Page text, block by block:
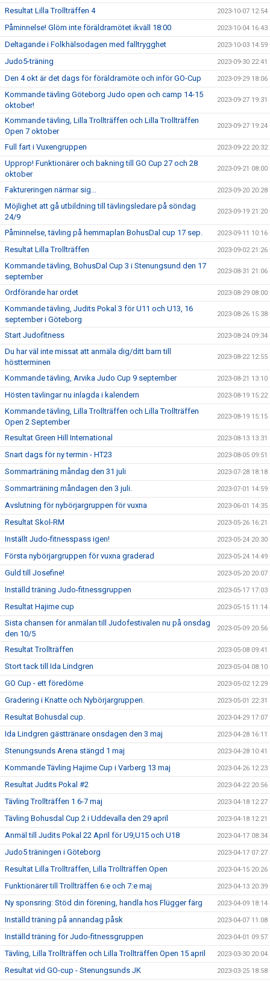
Resultat Lilla Trollträffen 4 2023-10-07 12:54
Påminnelse! Glöm inte föräldramötet ikväll 18:00 2023-10-04 16:43
Deltagande i Folkhälsodagen med falltrygghet 2023-10-03 14:59
Judo5-träning 2023-09-30 22:41
Den 4 okt är det dags för föräldramöte och inför GO-Cup 2023-09-29 18:06
Kommande tävling Göteborg Judo open och camp 14-15
oktober!
2023-09-27 19:31
Kommande tävling, Lilla Trollträffen och Lilla Trollträffen
Open 7 oktober
2023-09-27 19:24
Full fart i Vuxengruppen 2023-09-22 20:32
Upprop! Funktionärer och bakning till GO Cup 27 och 28
oktober
2023-09-21 08:00
Faktureringen närmar sig... 2023-09-20 20:28
Möjlighet att gå utbildning till tävlingsledare på söndag
24/9
2023-09-19 21:20
Påminnelse, tävling på hemmaplan BohusDal cup 17 sep. 2023-09-11 10:16
Resultat Lilla Trollträffen 2023-09-02 21:26
Kommande tävling, BohusDal Cup 3 i Stenungsund den 17
september
2023-08-31 21:06
Ordförande har ordet 2023-08-29 08:00
Kommande tävling, Judits Pokal 3 för U11 och U13, 16
september i Göteborg
2023-08-26 15:38
Start Judofitness 2023-08-24 09:34
Du har väl inte missat att anmäla dig/ditt barn till
höstterminen
2023-08-22 12:55
Kommande tävling, Arvika Judo Cup 9 september 2023-08-21 13:10
Hösten tävlingar nu inlagda i kalendern 2023-08-19 15:22
Kommande tävling, Lilla Trollträffen och Lilla Trollträffen
Open 2 September
2023-08-19 15:15
Resultat Green Hill International 2023-08-13 13:31
Snart dags för ny termin - HT23 2023-08-05 09:51
Sommarträning måndag den 31 juli 2023-07-28 18:18
Sommarträning måndagen den 3 juli. 2023-07-01 14:59
Avslutning för nybörjargruppen för vuxna 2023-06-01 14:35
Resultat Skol-RM 2023-05-26 16:21
Inställt Judo-fitnesspass igen! 2023-05-24 20:30
Första nybörjargruppen för vuxna graderad 2023-05-24 14:49
Guld till Josefine! 2023-05-20 20:07
Inställd träning Judo-fitnessgruppen 2023-05-17 17:03
Resultat Hajime cup 2023-05-15 11:14
Sista chansen för anmälan till Judofestivalen nu på onsdag
den 10/5
2023-05-09 20:56
Resultat Trollträffen 2023-05-08 09:41
Stort tack till Ida Lindgren 2023-05-04 08:10
GO Cup - ett föredöme 2023-05-02 12:29
Gradering i Knatte och Nybörjargruppen. 2023-05-01 22:31
Resultat Bohusdal cup. 2023-04-29 17:07
Ida Lindgren gästtränare onsdagen den 3 maj 2023-04-28 16:11
Stenungsunds Arena stängd 1 maj 2023-04-28 10:41
Kommande Tävling Hajime Cup i Varberg 13 maj 2023-04-26 12:23
Resultat Judits Pokal #2 2023-04-22 20:56
Tävling Trollträffen 1 6-7 maj 2023-04-18 12:27
Tävling Bohusdal Cup 2 i Uddevalla den 29 april 2023-04-18 12:21
Anmäl till Judits Pokal 22 April för U9,U15 och U18 2023-04-17 08:34
Judo5 träningen i Göteborg 2023-04-17 07:27
Resultat Lilla Trollträffen, Lilla Trollträffen Open 2023-04-15 20:26
Funktionärer till Trollträffen 6:e och 7:e maj 2023-04-13 20:39
Ny sponsring: Stöd din förening, handla hos Flügger färg 2023-04-09 18:14
Inställd träning på annandag påsk 2023-04-07 11:08
Inställd träning för Judo-fitnessgruppen 2023-04-01 09:57
Tävling, Lilla Trollträffen och Lilla Trollträffen Open 15 april 2023-03-30 20:04
Resultat vid GO-cup - Stenungsunds JK 2023-03-25 18:58